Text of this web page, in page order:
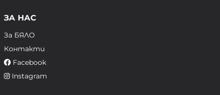
ЗА НАС
За БЯЛО
Контакти
Facebook
Instagram